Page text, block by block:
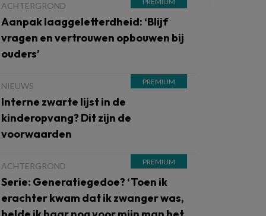
ACHTERGROND
Aanpak laaggeletterdheid: ‘Blijf
vragen en vertrouwen opbouwen bij
ouders’
NIEUWS
Interne zwarte lijst in de
kinderopvang? Dit zijn de
voorwaarden
ACHTERGROND
Serie: Generatiegedoe? ‘Toen ik
erachter kwam dat ik zwanger was,